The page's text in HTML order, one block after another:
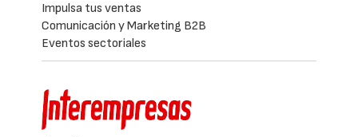
Impulsa tus ventas
Comunicación y Marketing B2B
Eventos sectoriales